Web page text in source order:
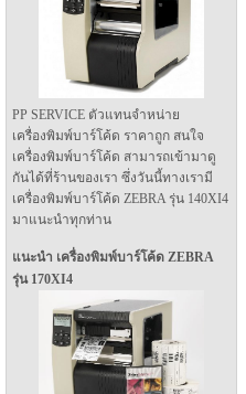
PP SERVICE ตัวแทนจำหน่าย
เครื่องพิมพ์บาร์โค้ด ราคาถูก สนใจ
เครื่องพิมพ์บาร์โค้ด สามารถเข้ามาดู
กันได้ที่ร้านของเรา ซึ่งวันนี้ทางเรามี
เครื่องพิมพ์บาร์โค้ด ZEBRA รุ่น 140XI4
มาแนะนำทุกท่าน
แนะนำ เครื่องพิมพ์บาร์โค้ด ZEBRA
รุ่น 170XI4